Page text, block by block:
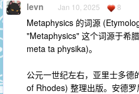
levn Jan 10, 2025 8
Metaphysics 的词源
"Metaphysics" 这个词源于
meta ta physika)。
公元一世纪左右，亚里士多
of Rhodes) 整理出版。安德罗